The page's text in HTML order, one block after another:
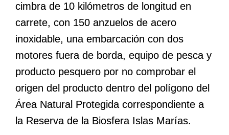
cimbra de 10 kilómetros de longitud en
carrete, con 150 anzuelos de acero
inoxidable, una embarcación con dos
motores fuera de borda, equipo de pesca y
producto pesquero por no comprobar el
origen del producto dentro del polígono del
Área Natural Protegida correspondiente a
la Reserva de la Biosfera Islas Marías.